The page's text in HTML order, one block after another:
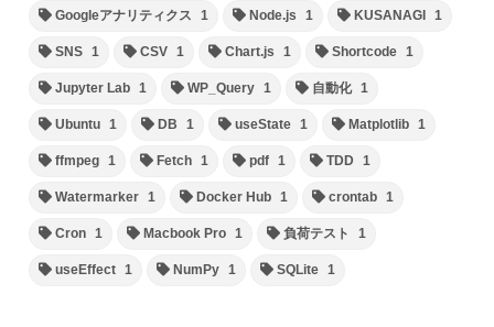
Googleアナリティクス 1 Node.js 1 KUSANAGI 1
SNS 1 CSV 1 Chart.js 1 Shortcode 1
Jupyter Lab 1 WP_Query 1 自動化 1
Ubuntu 1 DB 1 useState 1 Matplotlib 1
ffmpeg 1 Fetch 1 pdf 1 TDD 1
Watermarker 1 Docker Hub 1 crontab 1
Cron 1 Macbook Pro 1 負荷テスト 1
useEffect 1 NumPy 1 SQLite 1